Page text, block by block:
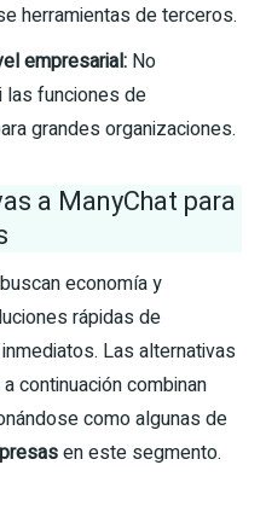
herramientas de terceros.
empresarial: No
las funciones de
grandes organizaciones.
a ManyChat para
economía y
rápidas de
Las alternativas
continuación combinan
como algunas de
en este segmento.